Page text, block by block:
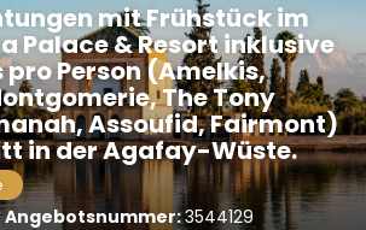
mit Frühstück im
Palace & Resort inklusive
pro Person (Amelkis,
The Tony
Assoufid, Fairmont)
in der Agafay-Wüste.
Angebotsnummer:3544129